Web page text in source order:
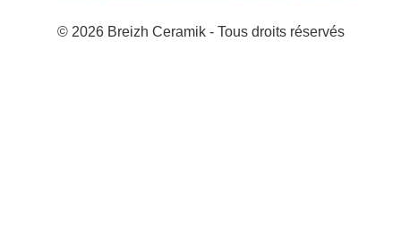
© 2026 Breizh Ceramik - Tous droits réservés